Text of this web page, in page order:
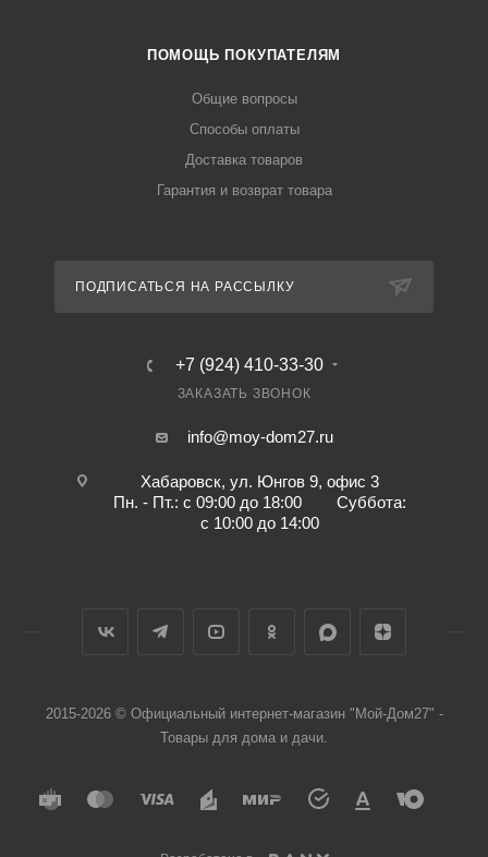
ПОМОЩЬ ПОКУПАТЕЛЯМ
Общие вопросы
Способы оплаты
Доставка товаров
Гарантия и возврат товара
ПОДПИСАТЬСЯ НА РАССЫЛКУ
+7 (924) 410-33-30
ЗАКАЗАТЬ ЗВОНОК
info@moy-dom27.ru
Хабаровск, ул. Юнгов 9, офис 3
Пн. - Пт.: с 09:00 до 18:00 Суббота:
с 10:00 до 14:00
2015-2026 © Официальный интернет-магазин "Мой-Дом27" -
Товары для дома и дачи.